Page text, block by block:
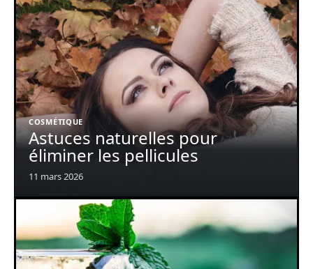
COSMÉTIQUE
Astuces naturelles pour
éliminer les pellicules
11 mars 2026